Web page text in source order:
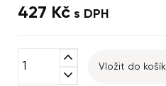
427 Kč s DPH
expand_less
expand_more
Vložit do